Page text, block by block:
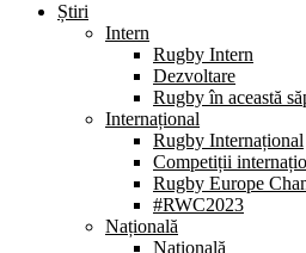
Știri
Intern
Rugby Intern
Dezvoltare
Rugby în această
Internațional
Rugby Internațional
Competiții
Rugby Europe
#RWC2023
Națională
Națională